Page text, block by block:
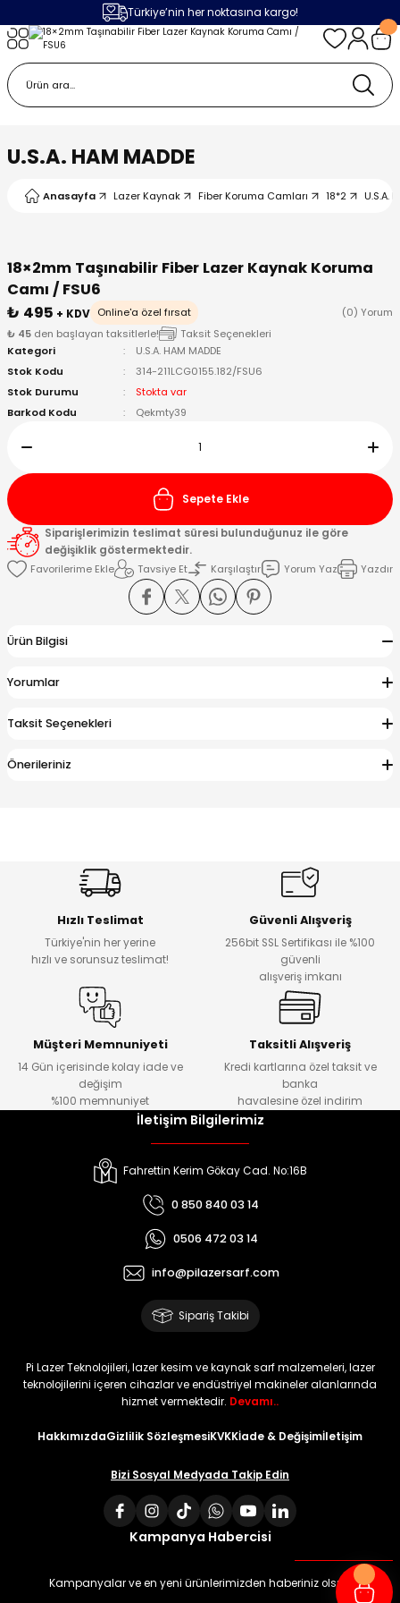
Türkiye’nin her noktasına kargo!
U.S.A. HAM MADDE
Anasayfa Lazer Kaynak Fiber Koruma Camları 18*2 U.S.A.
18×2mm Taşınabilir Fiber Lazer Kaynak Koruma
Camı / FSU6
₺ 495 + KDV Online'a özel fırsat
(0) Yorum
₺ 45 den başlayan taksitlerle!
Taksit Seçenekleri
Kategori
U.S.A. HAM MADDE
Stok Kodu
314-211LCG0155.182/FSU6
Stok Durumu
Stokta var
Barkod Kodu
Qekmty39
Sepete Ekle
Siparişlerimizin teslimat süresi bulunduğunuz ile göre
değişiklik göstermektedir.
Tavsiye Et
Karşılaştır Yorum Yaz Yazdır
Ürün Bilgisi
Yorumlar
Taksit Seçenekleri
Önerileriniz
Hızlı Teslimat
Türkiye'nin her yerine
hızlı ve sorunsuz teslimat!
Güvenli Alışveriş
256bit SSL Sertifikası ile %100
güvenli
alışveriş imkanı
Müşteri Memnuniyeti
14 Gün içerisinde kolay iade ve
değişim
%100 memnuniyet
Taksitli Alışveriş
Kredi kartlarına özel taksit ve
banka
havalesine özel indirim
İletişim Bilgilerimiz
Fahrettin Kerim Gökay Cad. No:16B
0 850 840 03 14
0506 472 03 14
info@pilazersarf.com
Sipariş Takibi
Pi Lazer Teknolojileri, lazer kesim ve kaynak sarf malzemeleri, lazer
teknolojilerini içeren cihazlar ve endüstriyel makineler alanlarında
hizmet vermektedir. Devamı..
HakkımızdaGizlilik SözleşmesiKVKKİade & Değişimİletişim
Bizi Sosyal Medyada Takip Edin
Kampanya Habercisi
Kampanyalar ve en yeni ürünlerimizden haberiniz olsun
Geri Dön
/ Metal)
Parçaları
Ürünleri
Geri Dön
Camları
Geri Dön
Sistemleri
Geri Dön